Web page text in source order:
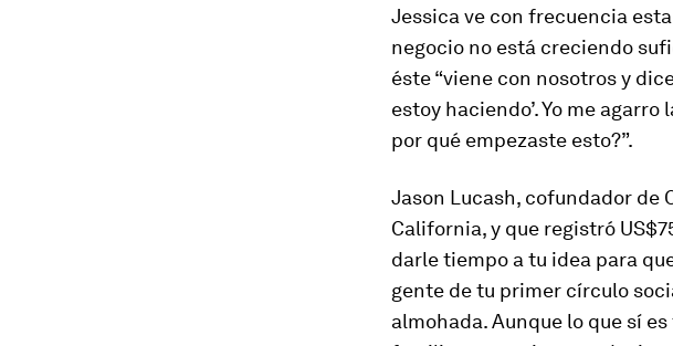
Jessica ve con frecuencia
negocio no está creciendo
éste “viene con nosotros y
estoy haciendo’. Yo me
por qué empezaste esto?”.
Jason Lucash, cofundador de
California, y que registró
darle tiempo a tu idea para
gente de tu primer círculo
almohada. Aunque lo que sí